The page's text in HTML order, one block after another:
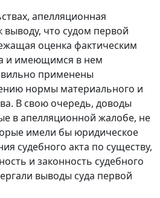
апелляционная
выводу, что судом первой
оценка фактическим
и имеющимся в нем
применены
нормы материального и
В свою очередь, доводы
в апелляционной жалобе, не
имели бы юридическое
судебного акта по существу,
и законность судебного
выводы суда первой